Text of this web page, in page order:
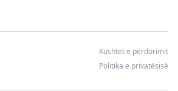
Kushtet e përdorimit
Politika e privatësisë